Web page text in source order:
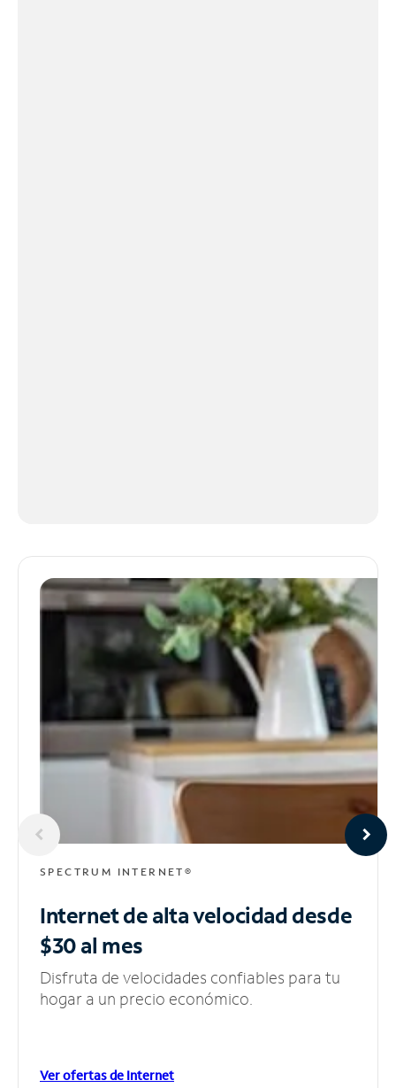
SPECTRUM INTERNET®
Internet de alta velocidaddesde
$30 al mes
Disfruta de velocidades confiables para tu
hogar a un precio económico.
Ver ofertas de Internet